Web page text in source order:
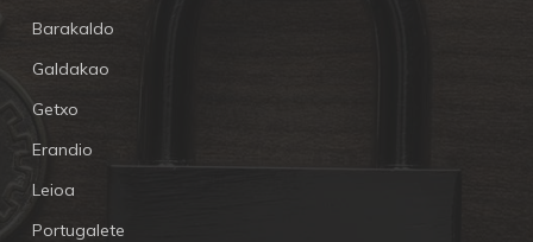
Barakaldo
Galdakao
Getxo
Erandio
Leioa
Portugalete